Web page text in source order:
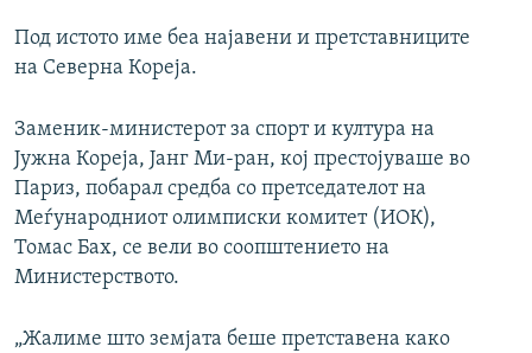
Под истото име беа најавени и претставниците
на Северна Кореја.
Заменик-министерот за спорт и култура на
Јужна Кореја, Јанг Ми-ран, кој престојуваше во
Париз, побарал средба со претседателот на
Меѓународниот олимписки комитет (ИОК),
Томас Бах, се вели во соопштението на
Министерството.
„Жалиме што земјата беше претставена како